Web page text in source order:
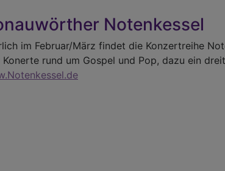
Notenkessel
im Februar/März findet die Konzertreihe
Konerte rund um Gospel und Pop, dazu ein